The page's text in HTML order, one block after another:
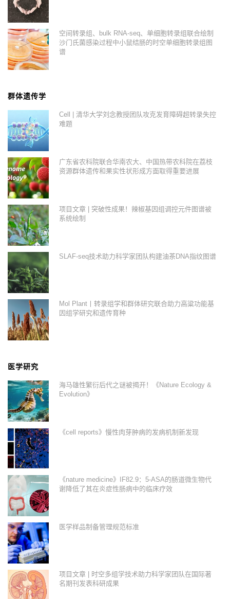
空间转录组、bulk RNA-seq、单细胞转录组联合绘制
沙门氏菌感染过程中小鼠结肠的时空单细胞转录组图
谱
群体遗传学
Cell | 清华大学刘念教授团队攻克发育障碍超转录失控
难题
广东省农科院联合华南农大、中国热带农科院在荔枝
资源群体遗传和果实性状形成方面取得重要进展
项目文章 | 突破性成果！辣椒基因组调控元件图谱被
系统绘制
SLAF-seq技术助力科学家团队构建油茶DNA指纹图谱
Mol Plant丨转录组学和群体研究联合助力高粱功能基
因组学研究和遗传育种
医学研究
海马雄性繁衍后代之谜被揭开！《Nature Ecology &
Evolution》
《cell reports》慢性肉芽肿病的发病机制新发现
《nature medicine》IF82.9：5-ASA的肠道微生物代
谢降低了其在炎症性肠病中的临床疗效
医学样品制备管理规范标准
项目文章 | 时空多组学技术助力科学家团队在国际著
名期刊发表科研成果